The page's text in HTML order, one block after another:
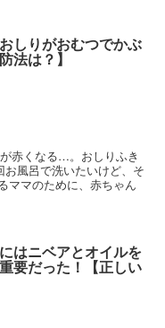
しりがおむつでかぶ
法は？】
赤くなる…。おしりふき
風呂で洗いたいけど、そ
ママのために、赤ちゃん
はニベアとオイルを
要だった！【正しい